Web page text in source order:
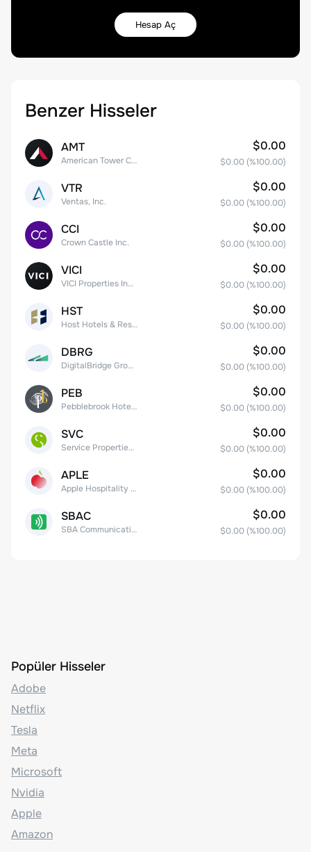
Hesap Aç
Benzer Hisseler
AMT
American Tower Corporation
$0.00
$0.00 (%100.00)
VTR
Ventas, Inc.
$0.00
$0.00 (%100.00)
CCI
Crown Castle Inc.
$0.00
$0.00 (%100.00)
VICI
VICI Properties Inc. Common Stock
$0.00
$0.00 (%100.00)
HST
Host Hotels & Resorts, Inc.
$0.00
$0.00 (%100.00)
DBRG
DigitalBridge Group, Inc.
$0.00
$0.00 (%100.00)
PEB
Pebblebrook Hotel Trust
$0.00
$0.00 (%100.00)
SVC
Service Properties Trust Common Stock
$0.00
$0.00 (%100.00)
APLE
Apple Hospitality REIT, Inc.
$0.00
$0.00 (%100.00)
SBAC
SBA Communications Corp
$0.00
$0.00 (%100.00)
Popüler Hisseler
Adobe
Netflix
Tesla
Meta
Microsoft
Nvidia
Apple
Amazon